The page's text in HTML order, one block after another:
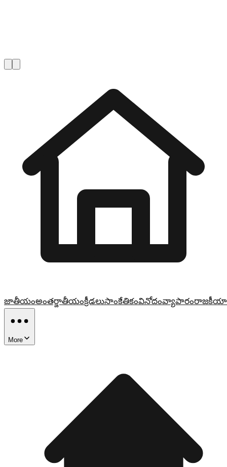
జాతీయంఅంతర్జాతీయంక్రీడలుసాంకేతికంవినోదంవ్యాపారం
More